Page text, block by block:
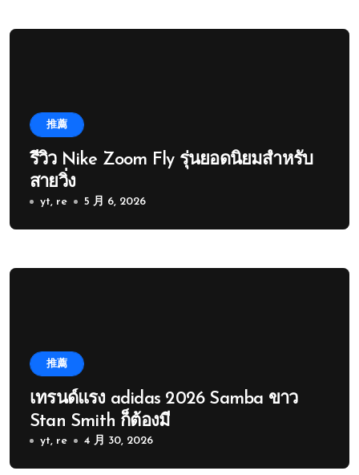
推薦
รีวิว Nike Zoom Fly รุ่นยอดนิยมสำหรับ
สายวิ่ง
yt, re 5 月 6, 2026
推薦
เทรนด์แรง adidas 2026 Samba ขาว
Stan Smith ก็ต้องมี
yt, re 4 月 30, 2026